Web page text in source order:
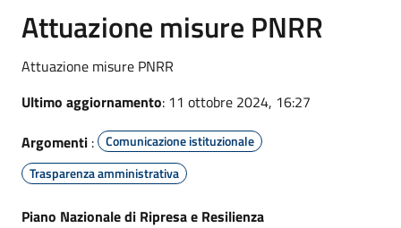
Attuazione misure PNRR
Attuazione misure PNRR
Ultimo aggiornamento: 11 ottobre 2024, 16:27
Argomenti :
Comunicazione istituzionale
Trasparenza amministrativa
Piano Nazionale di Ripresa e Resilienza